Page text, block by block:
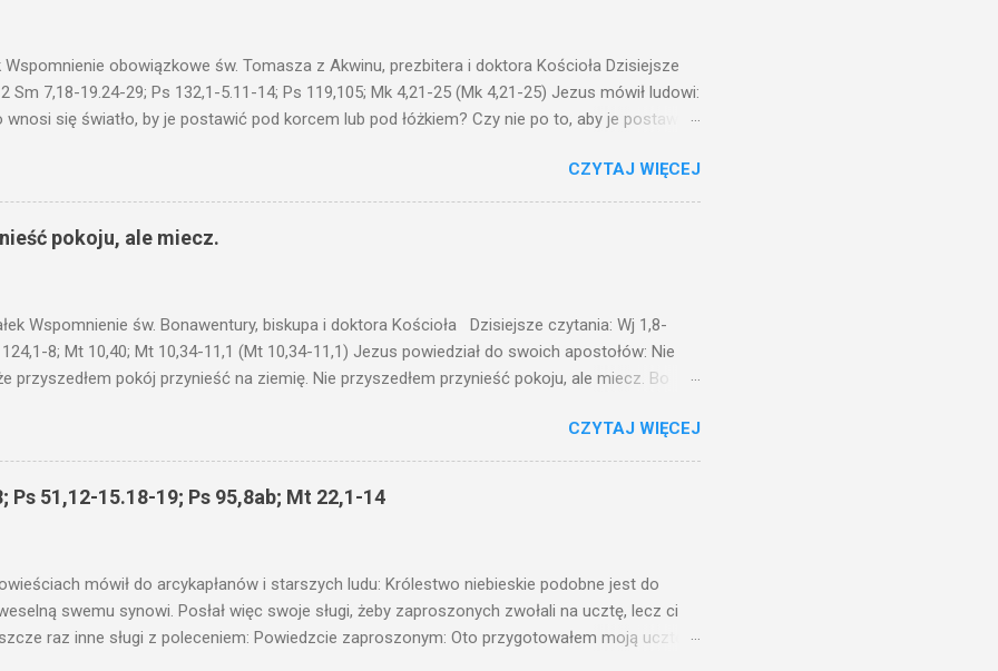
Wspomnienie obowiązkowe św. Tomasza z Akwinu, prezbitera i doktora Kościoła Dzisiejsze
Sm 7,18-19.24-29; Ps 132,1-5.11-14; Ps 119,105; Mk 4,21-25 (Mk 4,21-25) Jezus mówił ludowi:
wnosi się światło, by je postawić pod korcem lub pod łóżkiem? Czy nie po to, aby je postawić
I mówił im: Uważajcie na to, czego słuchacie. Taką samą miarą, jaką wy mierzycie,
i jeszcze wam dołożą. Bo kto ma, temu będzie dane; a kto nie ma, pozbawią go i tego, co
fragmencie z Ewangelii Jezus kontynuuje przypowieści.... Czy po to wnosi się światło,
pod korcem lub pod łóżkiem? Czy nie po to, aby je postawić na świeczniku? Nie ma
CZYTAJ WIĘCEJ
pokoju, ale miecz.
Wspomnienie św. Bonawentury, biskupa i doktora Kościoła Dzisiejsze czytania: Wj 1,8-
124,1-8; Mt 10,40; Mt 10,34-11,1 (Mt 10,34-11,1) Jezus powiedział do swoich apostołów: Nie
przyszedłem pokój przynieść na ziemię. Nie przyszedłem przynieść pokoju, ale miecz. Bo
jego domownicy. Kto kocha ojca lub matkę bardziej niż Mnie, nie jest Mnie godzien. I kto kocha
bardziej niż Mnie, nie jest Mnie godzien. Kto nie bierze swego krzyża, a idzie za Mną, nie
godzien. Kto chce znaleźć swe życie, straci je, a kto straci swe życie z mego powodu, znajdzie
przyjmuje, Mnie przyjmuje; a kto Mnie przyjmuje, przyjmuje Tego, który Mnie posłał. Kto
CZYTAJ WIĘCEJ
Ps 51,12-15.18-19; Ps 95,8ab; Mt 22,1-14
mówił do arcykapłanów i starszych ludu: Królestwo niebieskie podobne jest do
swemu synowi. Posłał więc swoje sługi, żeby zaproszonych zwołali na ucztę, lecz ci
raz inne sługi z poleceniem: Powiedzcie zaproszonym: Oto przygotowałem moją ucztę: